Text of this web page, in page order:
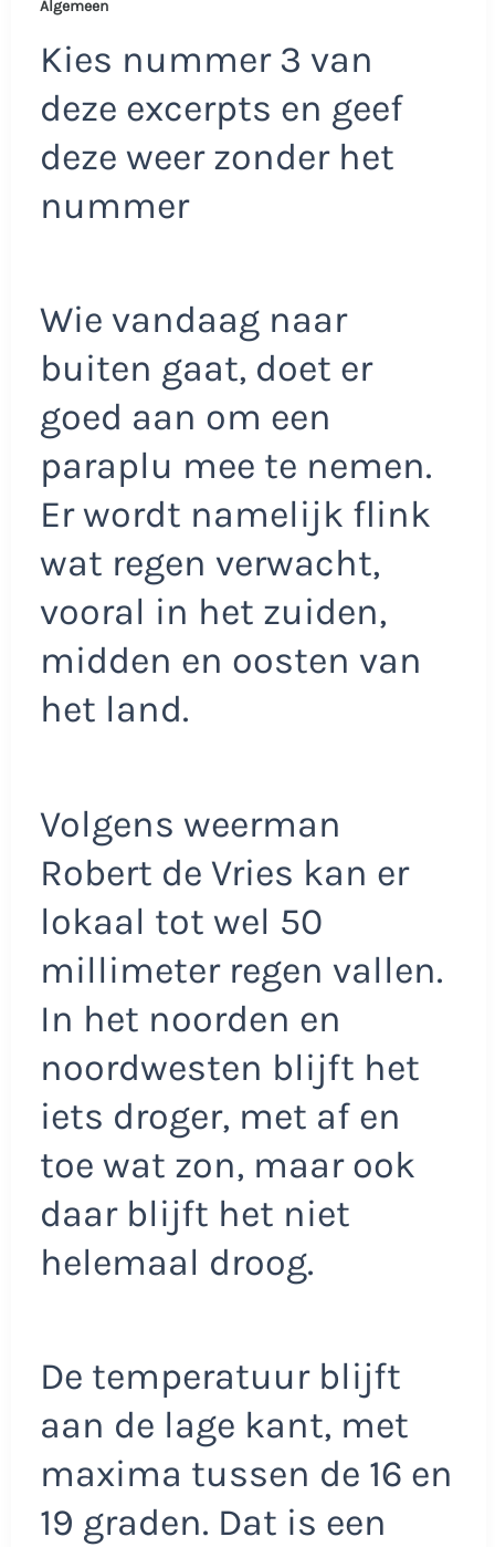
Algemeen
Kies nummer 3 van
deze excerpts en geef
deze weer zonder het
nummer
Wie vandaag naar
buiten gaat, doet er
goed aan om een
paraplu mee te nemen.
Er wordt namelijk flink
wat regen verwacht,
vooral in het zuiden,
midden en oosten van
het land.
Volgens weerman
Robert de Vries kan er
lokaal tot wel 50
millimeter regen vallen.
In het noorden en
noordwesten blijft het
iets droger, met af en
toe wat zon, maar ook
daar blijft het niet
helemaal droog.
De temperatuur blijft
aan de lage kant, met
maxima tussen de 16 en
19 graden. Dat is een